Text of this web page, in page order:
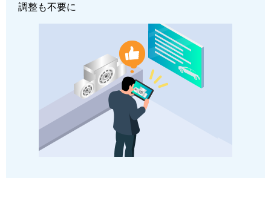
調整も不要に